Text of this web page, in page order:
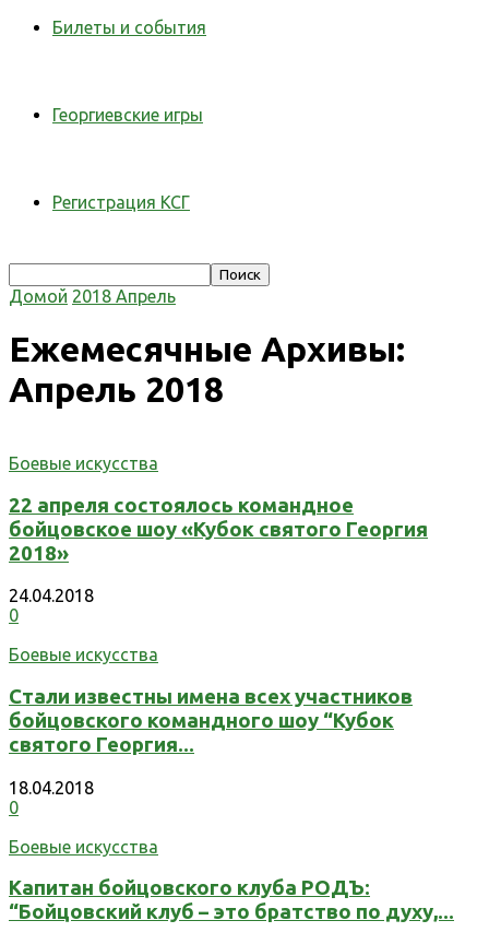
Билеты и события
Георгиевские игры
Регистрация КСГ
Домой 2018 Апрель
Ежемесячные Архивы:
Апрель 2018
Боевые искусства
22 апреля состоялось командное
бойцовское шоу «Кубок святого Георгия
2018»
24.04.2018
0
Боевые искусства
Стали известны имена всех участников
бойцовского командного шоу “Кубок
святого Георгия...
18.04.2018
0
Боевые искусства
Капитан бойцовского клуба РОДЪ:
“Бойцовский клуб – это братство по духу,...